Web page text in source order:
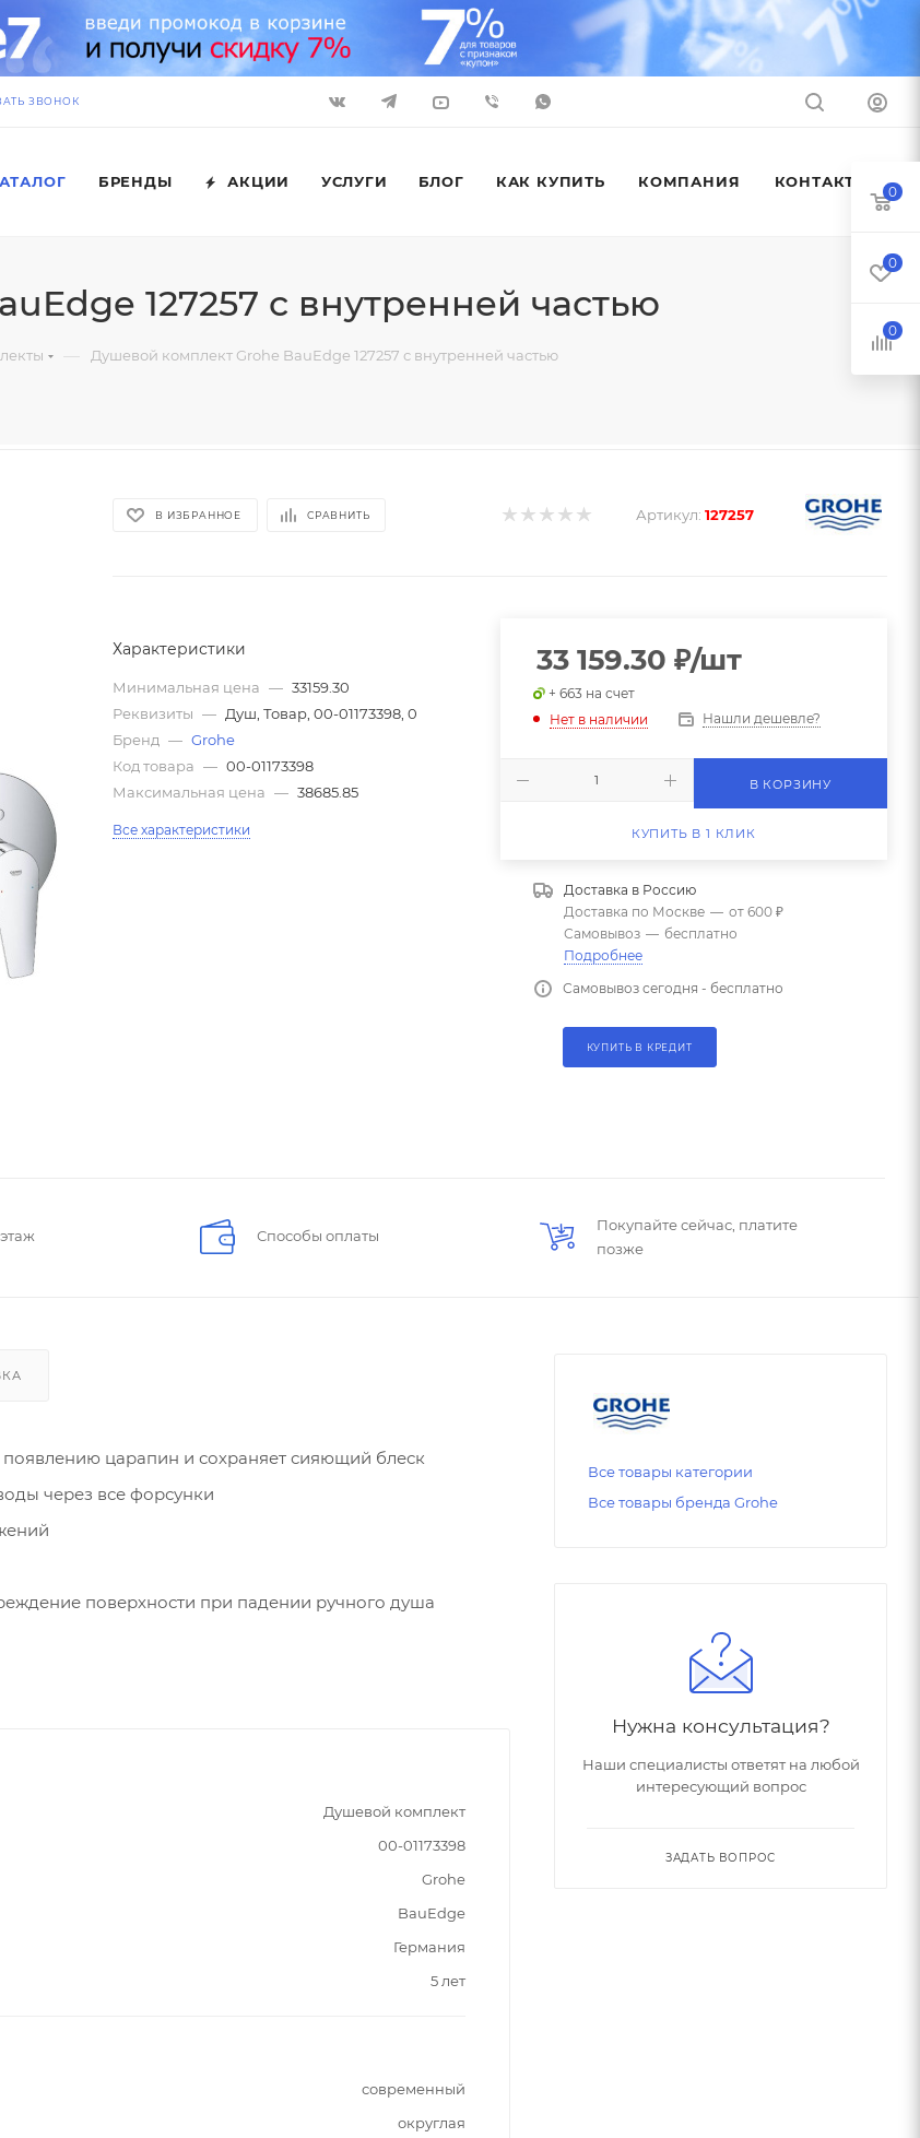
ЗВОНОК
БРЕНДЫ АКЦИИ УСЛУГИ БЛОГ КАК КУПИТЬ КОМПАНИЯ КОНТАКТЫ
127257 с внутренней частью
— Душевой комплект Grohe BauEdge 127257 с внутренней частью
В ИЗБРАННОЕ СРАВНИТЬ Артикул: 127257
Характеристики
Минимальная цена — 33159.30
Реквизиты — Душ, Товар, 00-01173398, 0
Бренд — Grohe
Код товара — 00-01173398
Максимальная цена — 38685.85
Все характеристики
33 159.30 ₽/шт
+ 663 на счет
Нет в наличии
Нашли дешевле?
В КОРЗИНУ
КУПИТЬ В 1 КЛИК
Доставка в Россию
Доставка по Москве — от 600 ₽
Самовывоз — бесплатно
Подробнее
Самовывоз сегодня - бесплатно
КУПИТЬ В КРЕДИТ
Способы оплаты
Покупайте сейчас, платите
позже
царапин и сохраняет сияющий блеск
через все форсунки
поверхности при падении ручного душа
Душевой комплект
00-01173398
Grohe
BauEdge
Германия
5 лет
современный
округлая
Все товары категории
Все товары бренда Grohe
Нужна консультация?
Наши специалисты ответят на любой
интересующий вопрос
ЗАДАТЬ ВОПРОС
0
0
0